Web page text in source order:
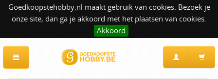
Goedkoopstehobby.nl maakt gebruik van cookies. Bezoek je
onze site, dan ga je akkoord met het plaatsen van cookies.
Akkoord